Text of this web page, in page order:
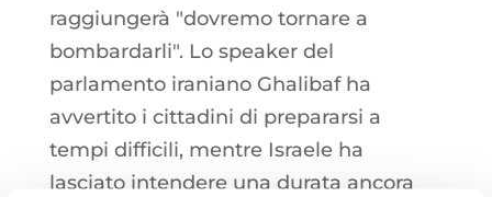
raggiungerà "dovremo tornare a
bombardarli". Lo speaker del
parlamento iraniano Ghalibaf ha
avvertito i cittadini di prepararsi a
tempi difficili, mentre Israele ha
lasciato intendere una durata ancora